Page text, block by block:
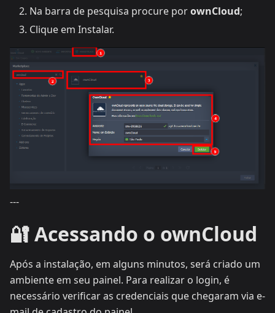
Na barra de pesquisa procure porownCloud;
Clique em Instalar.
---
🔐 Acessando o ownCloud
Após a instalação, em alguns minutos, será criado um
ambiente em seu painel. Para realizar o login, é
necessário verificar as credenciais que chegaram via e-